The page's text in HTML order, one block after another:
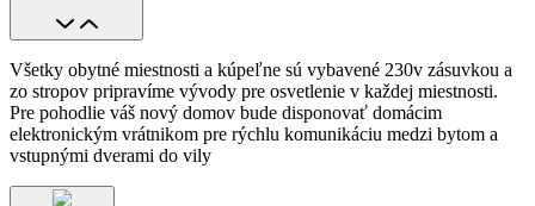
Všetky obytné miestnosti a kúpeľne sú vybavené 230v zásuvkou a
zo stropov pripravíme vývody pre osvetlenie v každej miestnosti.
Pre pohodlie váš nový domov bude disponovať domácim
elektronickým vrátnikom pre rýchlu komunikáciu medzi bytom a
vstupnými dverami do vily